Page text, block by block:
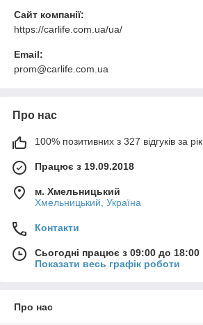
Сайт компанії:
https://carlife.com.ua/ua/
Email:
prom@carlife.com.ua
Про нас
100% позитивних з 327 відгуків за рік
Працює з 19.09.2018
м. Хмельницький
Хмельницький, Україна
Контакти
Сьогодні працює з 09:00 до 18:00
Показати весь графік роботи
Про нас